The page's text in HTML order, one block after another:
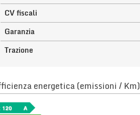
CV fiscali
Garanzia
Trazione
energetica (emissioni / Km)